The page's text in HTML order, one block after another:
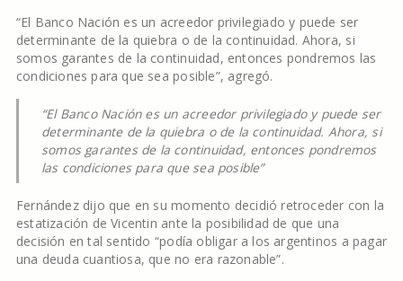
“El Banco Nación es un acreedor privilegiado y puede ser
determinante de la quiebra o de la continuidad. Ahora, si
somos garantes de la continuidad, entonces pondremos las
condiciones para que sea posible”, agregó.
“El Banco Nación es un acreedor privilegiado y puede ser
determinante de la quiebra o de la continuidad. Ahora, si
somos garantes de la continuidad, entonces pondremos
las condiciones para que sea posible”
Fernández dijo que en su momento decidió retroceder con la
estatización de Vicentin ante la posibilidad de que una
decisión en tal sentido “podía obligar a los argentinos a pagar
una deuda cuantiosa, que no era razonable”.